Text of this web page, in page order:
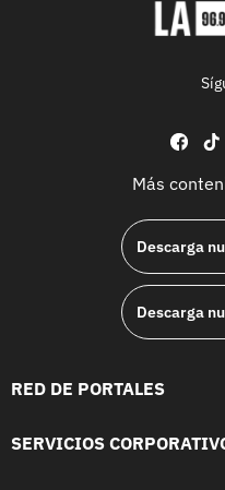
Más
Descarga
Descarga
RED DE PORTALES
SERVICIOS